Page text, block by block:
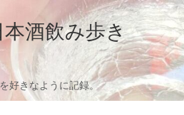
酒飲み歩き
好きなように記録。